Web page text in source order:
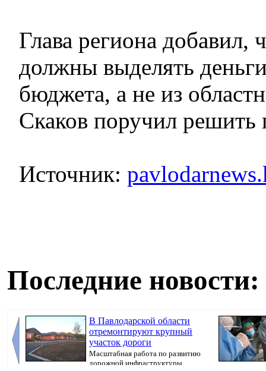
Глава региона добавил,
должны выделять
бюджета, а не из
Скаков поручил решить
Источник:
Последние новости:
В Павлодарской области
отремонтируют крупный
участок дороги
Масштабная работа по развитию
дорожной инфраструктуры